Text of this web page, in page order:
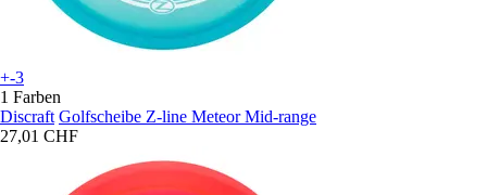
+-3
1 Farben
Discraft Golfscheibe Z-line Meteor Mid-range
27,01 CHF